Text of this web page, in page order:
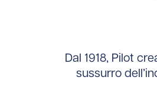
Dal 1918, Pilot
sussurro